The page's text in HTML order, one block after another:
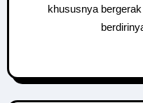
khususnya